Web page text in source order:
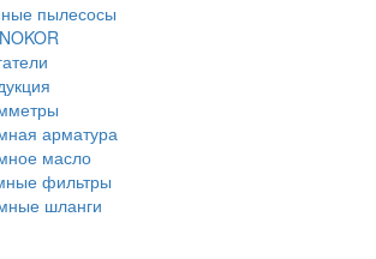
пылесосы
арматура
масло
фильтры
шланги